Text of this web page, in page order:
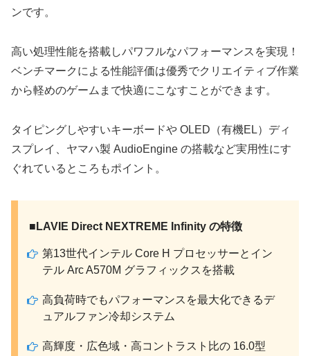
ンです。
高い処理性能を搭載しパワフルなパフォーマンスを実現！
ベンチマークによる性能評価は優秀でクリエイティブ作業
から軽めのゲームまで快適にこなすことができます。
タイピングしやすいキーボードや OLED（有機EL）ディ
スプレイ、ヤマハ製 AudioEngine の搭載など実用性にす
ぐれているところもポイント。
■LAVIE Direct NEXTREME Infinity の特徴
第13世代インテル Core H プロセッサーとイン
テル Arc A570M グラフィックスを搭載
高負荷時でもパフォーマンスを最大化できるデ
ュアルファン冷却システム
高輝度・広色域・高コントラスト比の 16.0型